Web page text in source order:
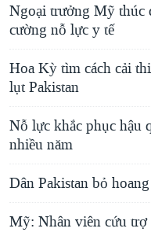
Ngoại trưởng Mỹ thúc
cường nỗ lực y tế
Hoa Kỳ tìm cách cải
lụt Pakistan
Nỗ lực khắc phục hậu
nhiều năm
Dân Pakistan bỏ
Mỹ: Nhân viên cứu trợ